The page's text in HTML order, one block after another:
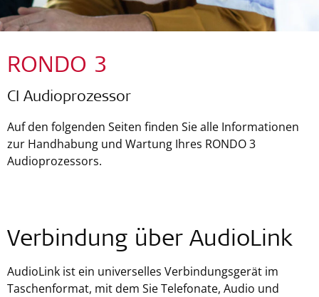
RONDO 3
CI Audioprozessor
Auf den folgenden Seiten finden Sie alle Informationen
zur Handhabung und Wartung Ihres RONDO 3
Audioprozessors.
Verbindung über AudioLink
AudioLink ist ein universelles Verbindungsgerät im
Taschenformat, mit dem Sie Telefonate, Audio und